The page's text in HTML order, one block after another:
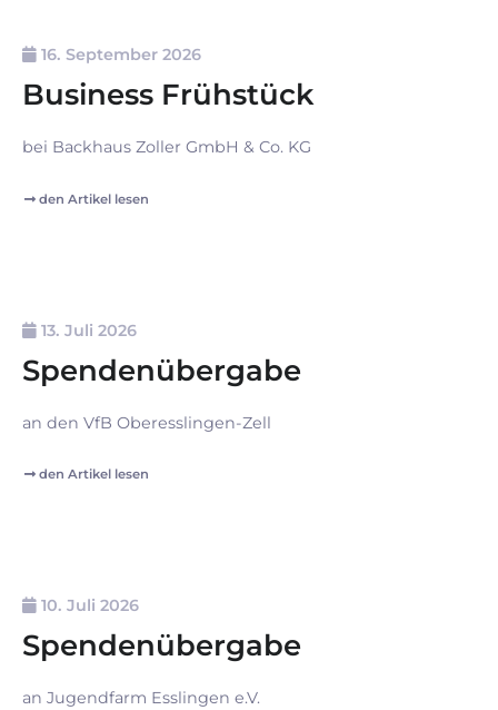
16. September 2026
Business Frühstück
bei Backhaus Zoller GmbH & Co. KG
den Artikel lesen
13. Juli 2026
Spendenübergabe
an den VfB Oberesslingen-Zell
den Artikel lesen
10. Juli 2026
Spendenübergabe
an Jugendfarm Esslingen e.V.